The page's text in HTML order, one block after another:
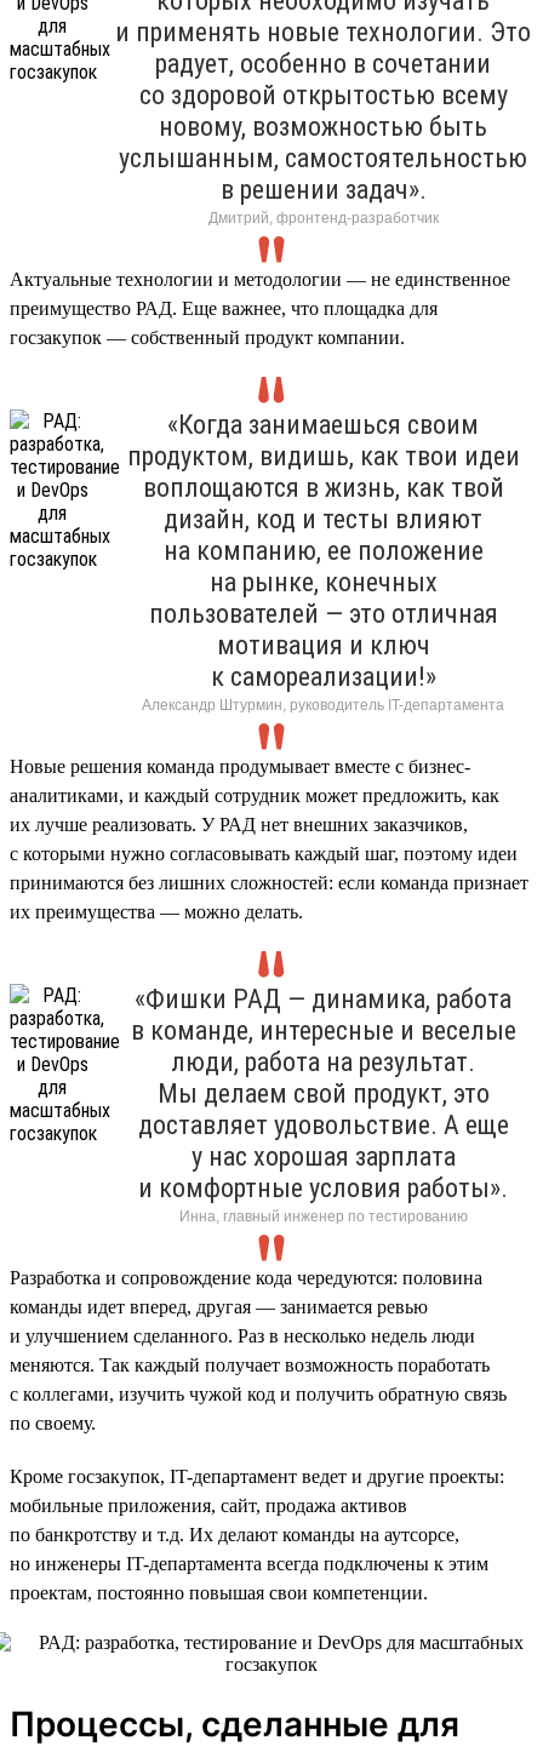
и применять новые технологии. Это
радует, особенно в сочетании
со здоровой открытостью всему
новому, возможностью быть
услышанным, самостоятельностью
в решении задач».
Дмитрий, фронтенд-разработчик
Актуальные технологии и методологии — не единственное
преимущество РАД. Еще важнее, что площадка для
госзакупок — собственный продукт компании.
«Когда занимаешься своим
продуктом, видишь, как твои идеи
воплощаются в жизнь, как твой
дизайн, код и тесты влияют
на компанию, ее положение
на рынке, конечных
пользователей — это отличная
мотивация и ключ
к самореализации!»
Александр Штурмин, руководитель IT-департамента
Новые решения команда продумывает вместе с бизнес-
аналитиками, и каждый сотрудник может предложить, как
их лучше реализовать. У РАД нет внешних заказчиков,
с которыми нужно согласовывать каждый шаг, поэтому идеи
принимаются без лишних сложностей: если команда признает
их преимущества — можно делать.
«Фишки РАД — динамика, работа
в команде, интересные и веселые
люди, работа на результат.
Мы делаем свой продукт, это
доставляет удовольствие. А еще
у нас хорошая зарплата
и комфортные условия работы».
Инна, главный инженер по тестированию
Разработка и сопровождение кода чередуются: половина
команды идет вперед, другая — занимается ревью
и улучшением сделанного. Раз в несколько недель люди
меняются. Так каждый получает возможность поработать
с коллегами, изучить чужой код и получить обратную связь
по своему.
Кроме госзакупок, IT-департамент ведет и другие проекты:
мобильные приложения, сайт, продажа активов
по банкротству и т.д. Их делают команды на аутсорсе,
но инженеры IT-департамента всегда подключены к этим
проектам, постоянно повышая свои компетенции.
Процессы, сделанные для